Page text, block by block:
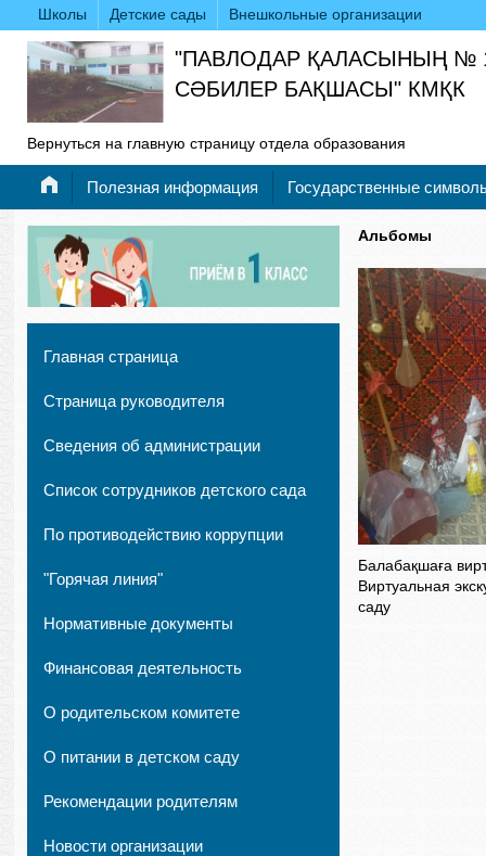
Школы Детские сады Внешкольные организации
"ПАВЛОДАР ҚАЛАСЫНЫҢ №
СӘБИЛЕР БАҚШАСЫ" КМҚК
Вернуться на главную страницу отдела образования
Полезная информация Государственные
Главная страница
Страница руководителя
Сведения об администрации
Список сотрудников детского сада
По противодействию коррупции
"Горячая линия"
Нормативные документы
Финансовая деятельность
О родительском комитете
О питании в детском саду
Рекомендации родителям
Новости организации
Альбомы
Балабақшаға
Виртуальная
саду